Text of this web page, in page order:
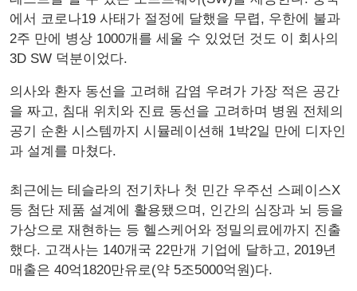
에서 코로나19 사태가 절정에 달했을 무렵, 우한에 불과
2주 만에 병상 1000개를 세울 수 있었던 것도 이 회사의
3D SW 덕분이었다.
의사와 환자 동선을 고려해 감염 우려가 가장 적은 공간
을 짜고, 침대 위치와 진료 동선을 고려하며 병원 전체의
공기 순환 시스템까지 시뮬레이션해 1박2일 만에 디자인
과 설계를 마쳤다.
최근에는 테슬라의 전기차나 첫 민간 우주선 스페이스X
등 첨단 제품 설계에 활용됐으며, 인간의 심장과 뇌 등을
가상으로 재현하는 등 헬스케어와 정밀의료에까지 진출
했다. 고객사는 140개국 22만개 기업에 달하고, 2019년
매출은 40억1820만유로(약 5조5000억원)다.